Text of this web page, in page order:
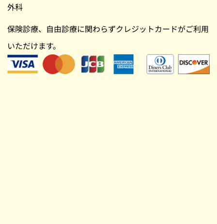
外科
保険診療、自由診療に関わらずクレジットカードがご利用
いただけます。